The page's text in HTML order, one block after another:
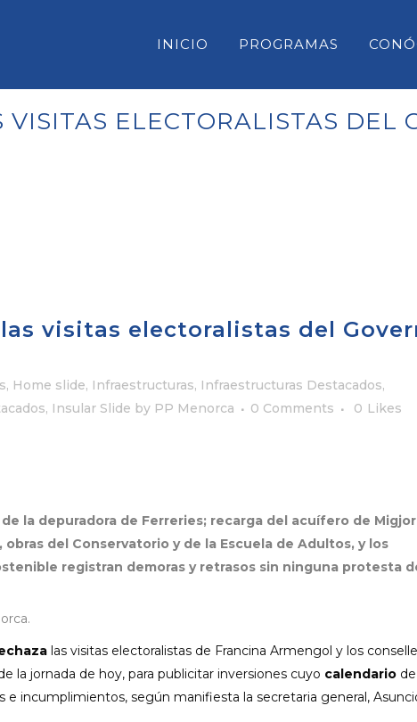
INICIO PROGRAMAS
ELECTORALISTAS DEL
visitas electoralistas del
, Home slide, Infraestructuras, Infraestructuras Destacados,
, Insular Slide by PP Menorca 0 Comments 0 Likes
la depuradora de Ferreries; recarga del acuífero de
del Conservatorio y de la Escuela de Adultos, y los
registran demoras y retrasos sin ninguna protesta
las visitas electoralistas de Francina Armengol y los
la jornada de hoy, para publicitar inversiones cuyo calendario de
e incumplimientos, según manifiesta la secretaria general,